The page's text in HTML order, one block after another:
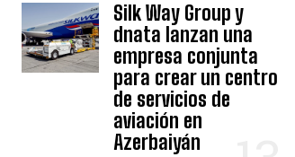
Silk Way Group y
dnata lanzan una
empresa conjunta
para crear un centro
de servicios de
aviación en
Azerbaiyán